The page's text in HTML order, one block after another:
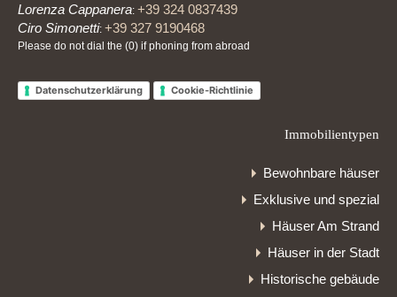
Lorenza Cappanera: +39 324 0837439
Ciro Simonetti: +39 327 9190468
Please do not dial the (0) if phoning from abroad
Datenschutzerklärung Cookie-Richtlinie
Immobilientypen
Bewohnbare häuser
Exklusive und spezial
Häuser Am Strand
Häuser in der Stadt
Historische gebäude